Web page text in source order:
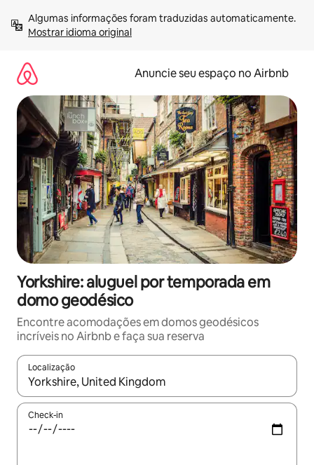
para
Mostrar idioma original
Anuncie seu espaço no Airbnb
Yorkshire: aluguel por temporada em
domo geodésico
Encontre acomodações em domos geodésicos
incríveis no Airbnb e faça sua reserva
Localização
Quando os resultados estiverem disponíveis, explore-os
Check-in